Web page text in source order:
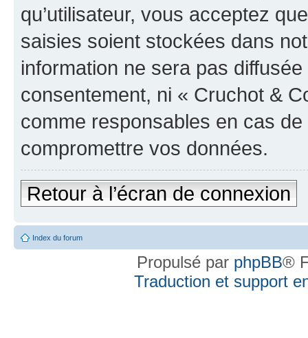
qu’utilisateur, vous acceptez
saisies soient stockées dans
information ne sera pas
consentement, ni « Cruchot &
comme responsables en cas
compromettre vos données.
Retour à l’écran de connexion
Index du forum
Propulsé par phpBB®
Traduction et support